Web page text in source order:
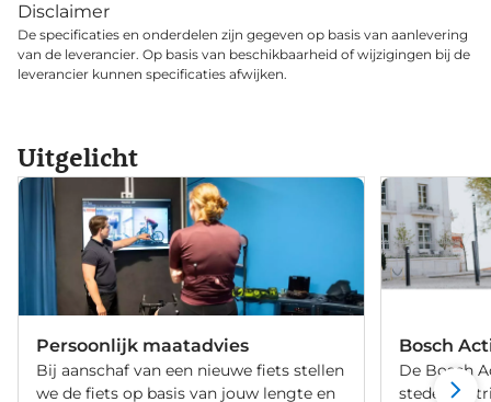
Disclaimer
De specificaties en onderdelen zijn gegeven op basis van aanlevering
van de leverancier. Op basis van beschikbaarheid of wijzigingen bij de
leverancier kunnen specificaties afwijken.
Uitgelicht
Persoonlijk maatadvies
Bij aanschaf van een nieuwe fiets stellen
we de fiets op basis van jouw lengte en
Bosch
De Bosch
stedelijke